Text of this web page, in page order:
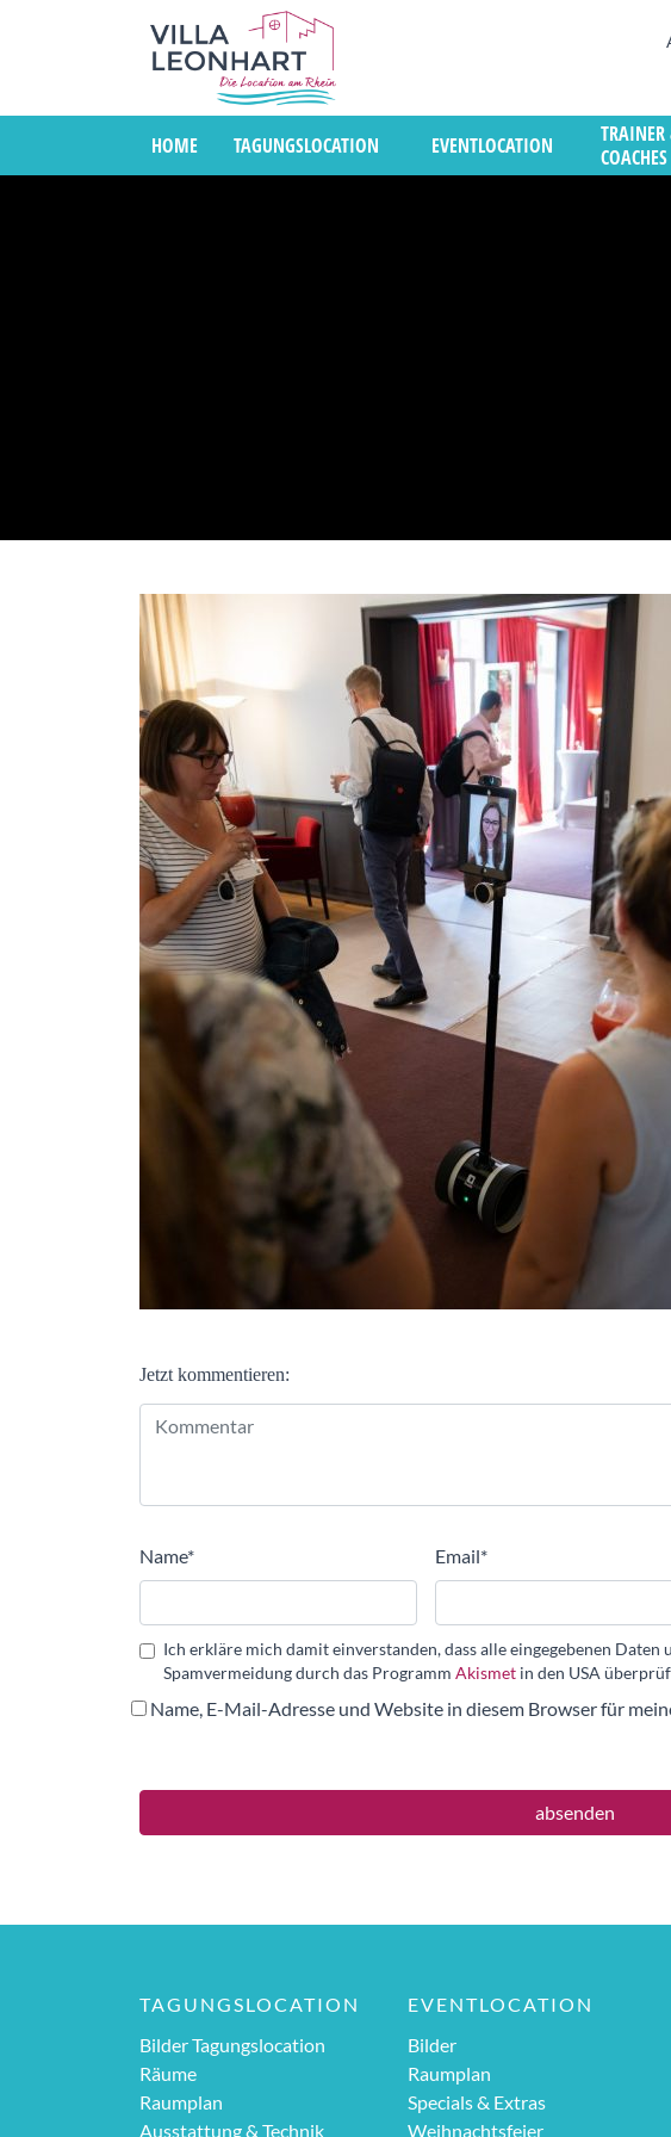
HOME TAGUNGSLOCATION EVENTLOCATION
TRAINER
COACHES
Jetzt kommentieren:
Name* Email*
Ich erkläre mich damit einverstanden, dass alle eingegebenen Daten
Spamvermeidung durch das Programm Akismet in den USA
Name, E-Mail-Adresse und Website in diesem Browser für
Alternative:
TAGUNGSLOCATION
Bilder Tagungslocation
Räume
Raumplan
Ausstattung & Technik
EVENTLOCATION
Bilder
Raumplan
Specials & Extras
Weihnachtsfeier